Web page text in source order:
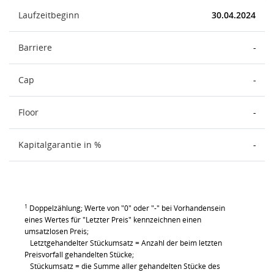
Laufzeitbeginn 30.04.2024
Barriere -
Cap -
Floor -
Kapitalgarantie in % -
1 Doppelzählung; Werte von "0" oder "-" bei Vorhandensein
eines Wertes für "Letzter Preis" kennzeichnen einen
umsatzlosen Preis;
Letztgehandelter Stückumsatz = Anzahl der beim letzten
Preisvorfall gehandelten Stücke;
Stückumsatz = die Summe aller gehandelten Stücke des